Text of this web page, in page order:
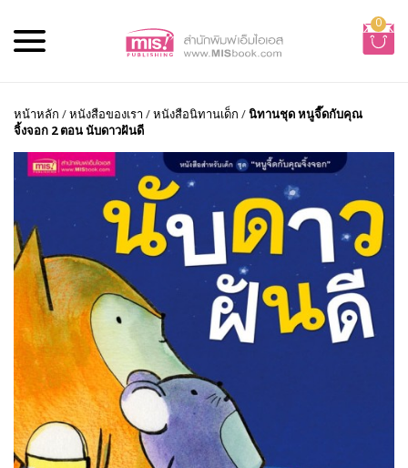
0
หน้าหลัก /หนังสือของเรา /หนังสือนิทานเด็ก /นิทานชุด หนูจี๊ดกับคุณ
จิ้งจอก 2 ตอน นับดาวฝันดี